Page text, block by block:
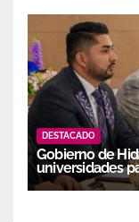
DESTACADO
Gobierno de
universidades